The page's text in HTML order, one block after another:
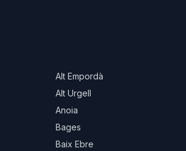
Alt Empordà
Alt Urgell
Anoia
Bages
Baix Ebre